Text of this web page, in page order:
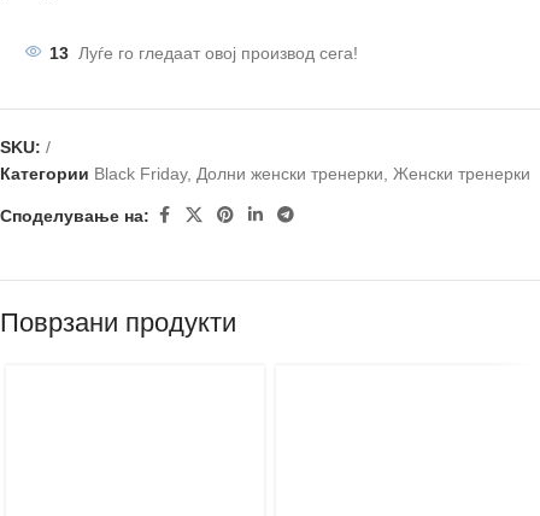
13 Луѓе го гледаат овој производ сега!
SKU: /
Категории Black Friday, Долни женски тренерки, Женски тренерки
Споделување на:
Поврзани продукти